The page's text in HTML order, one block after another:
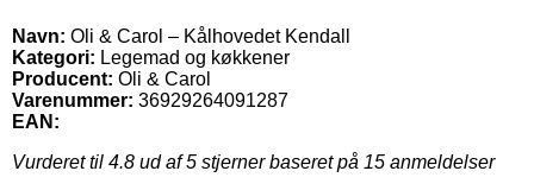
Navn: Oli & Carol – Kålhovedet Kendall
Kategori: Legemad og køkkener
Producent: Oli & Carol
Varenummer: 36929264091287
EAN:
Vurderet til 4.8 ud af 5 stjerner baseret på 15 anmeldelser